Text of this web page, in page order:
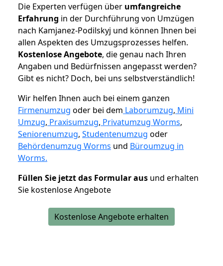
Die Experten verfügen über umfangreiche
Erfahrung in der Durchführung von Umzügen
nach Kamjanez-Podilskyj und können Ihnen bei
allen Aspekten des Umzugsprozesses helfen.
Kostenlose Angebote, die genau nach Ihren
Angaben und Bedürfnissen angepasst werden?
Gibt es nicht? Doch, bei uns selbstverständlich!
Wir helfen Ihnen auch bei einem ganzen
Firmenumzug oder bei dem Laborumzug, Mini
Umzug, Praxisumzug, Privatumzug Worms,
Seniorenumzug, Studentenumzug oder
Behördenumzug Worms und Büroumzug in
Worms.
Füllen Sie jetzt das Formular aus und erhalten
Sie kostenlose Angebote
Kostenlose Angebote erhalten